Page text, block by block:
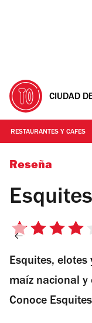
CIUDAD
RESTAURANTES Y CAFES
Foto: Alejandra
Reseña
4
5
estrellas
Esquites,
maíz nacional y
Conoce